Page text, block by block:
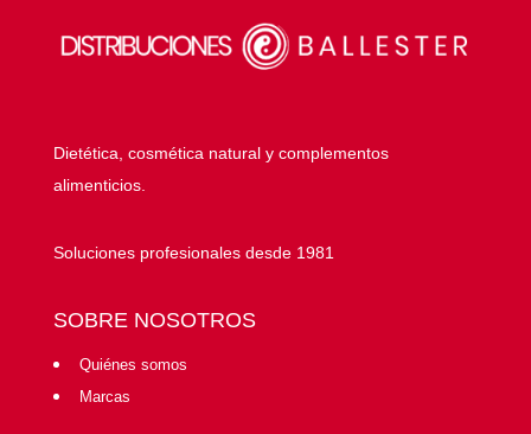
Dietética, cosmética natural y complementos
alimenticios.
Soluciones profesionales desde 1981
SOBRE NOSOTROS
Quiénes somos
Marcas